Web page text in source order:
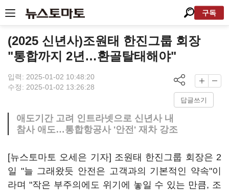
구독
(2025 신년사)조원태 한진그룹 회장
"통합까지 2년…환골탈태해야"
입력: 2025-01-02 10:48:20
수정: 2025-01-02 13:26:28
답글쓰기
애도기간 고려 인트라넷으로 신년사 내
참사 애도…통합항공사 '안전' 재차 강조
[뉴스토마토 오세은 기자] 조원태 한진그룹 회장은 2
일 "늘 그래왔듯 안전은 고객과의 기본적인 약속"이
라며 "작은 부주의에도 위기에 놓일 수 있는 만큼, 조